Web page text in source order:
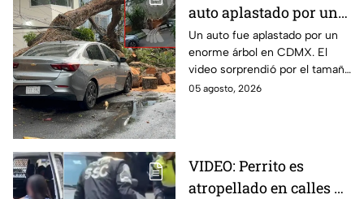
auto aplastado por un
árbol en CDMX: así fue
el momento exacto
Un auto fue aplastado por un
enorme árbol en CDMX. El
video sorprendió por el tamaño
del árbol que dejó destruido el
05 agosto, 2026
VIDEO: Perrito es
atropellado en calles de